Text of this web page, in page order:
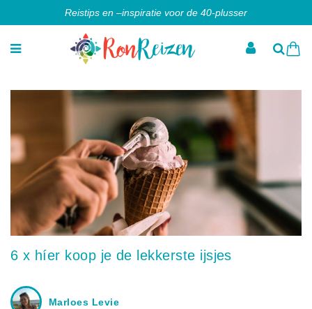
Reistips en –inspiratie voor de 40-plusser
6 x híer koop je de lekkerste ijsjes
Marloes Levie